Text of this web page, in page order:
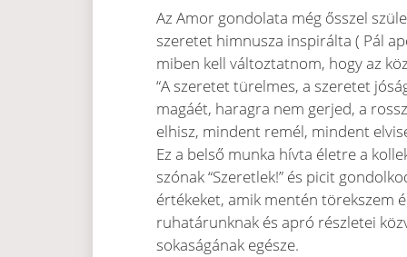
Az Amor gondolata még ősszel
szeretet himnusza inspirálta ( Pál
miben kell változtatnom, hogy az
“A szeretet türelmes, a szeretet
magáét, haragra nem gerjed, a
elhisz, mindent remél, mindent
Ez a belső munka hívta életre a
szónak “Szeretlek!” és picit
értékeket, amik mentén törekszem
ruhatárunknak és apró részletei
sokaságának egésze.